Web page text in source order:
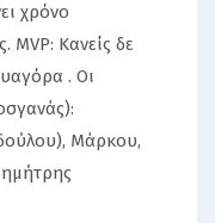
χρόνο
MVP: Κανείς δε
. Οι
Μάρκου,